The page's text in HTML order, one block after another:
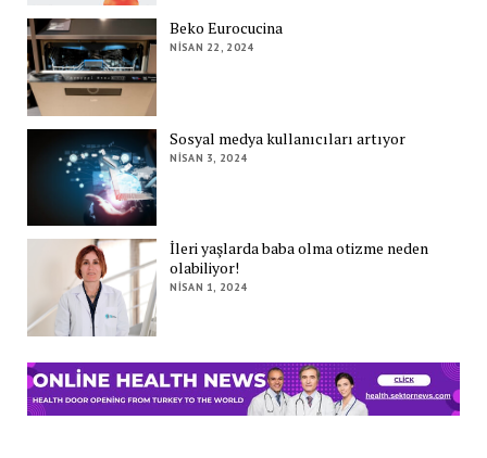
Beko Eurocucina
NISAN 22, 2024
Sosyal medya kullanıcıları artıyor
NISAN 3, 2024
İleri yaşlarda baba olma otizme neden
olabiliyor!
NISAN 1, 2024